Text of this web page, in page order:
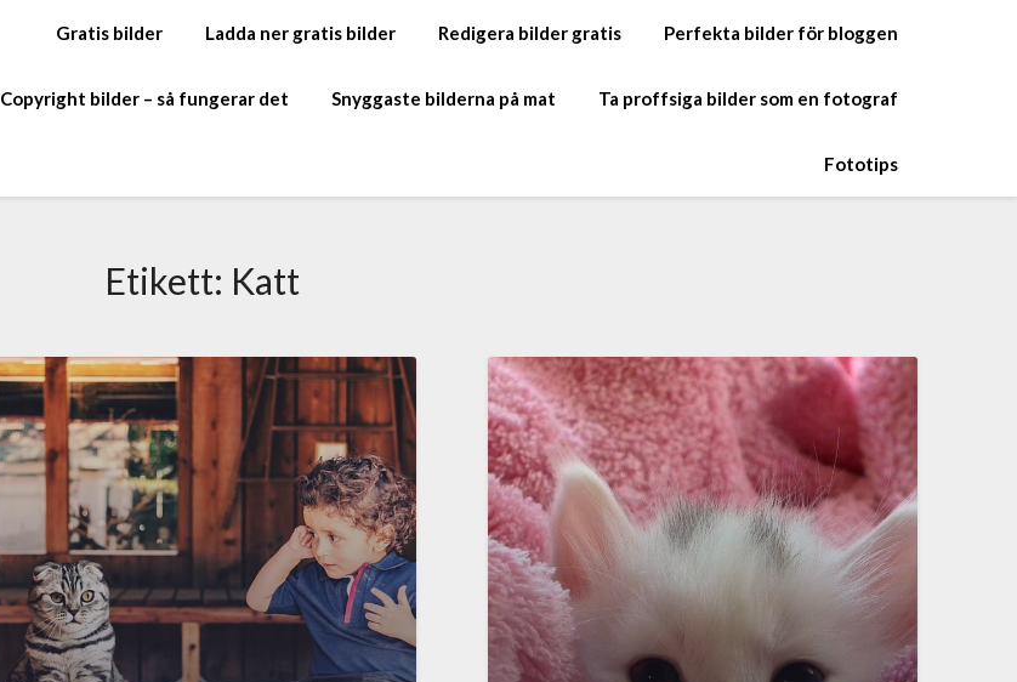
Gratis bilder Ladda ner gratis bilder Redigera bilder gratis Perfekta bilder för bloggen
Copyright bilder – så fungerar det Snyggaste bilderna på mat Ta proffsiga bilder som en fotograf
Fototips
Etikett: Katt